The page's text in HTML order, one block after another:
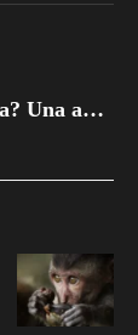
¿Por qué escuchamos Música? Una aproximación neurobiológica